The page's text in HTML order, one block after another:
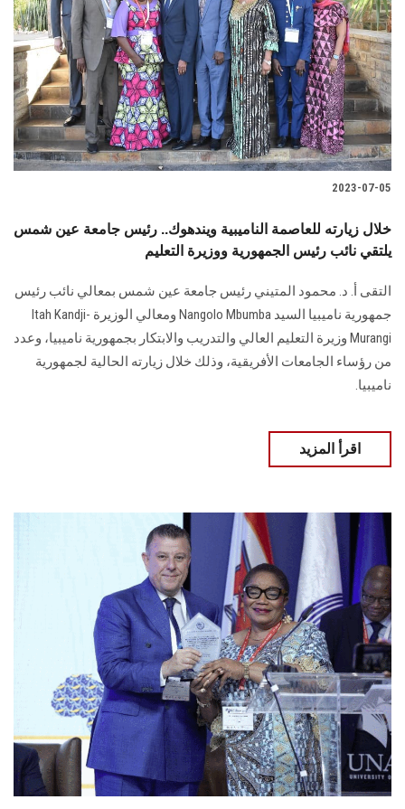
2023-07-05
خلال زيارته للعاصمة الناميبية ويندهوك.. رئيس جامعة عين شمس
يلتقي نائب رئيس الجمهورية ووزيرة التعليم
التقى أ. د. محمود المتيني رئيس جامعة عين شمس بمعالي نائب رئيس
جمهورية ناميبيا السيد Nangolo Mbumba ومعالي الوزيرة Itah Kandji-
Murangi وزيرة التعليم العالي والتدريب والابتكار بجمهورية ناميبيا، وعدد
من رؤساء الجامعات الأفريقية، وذلك خلال زيارته الحالية لجمهورية
ناميبيا.
اقرأ المزيد